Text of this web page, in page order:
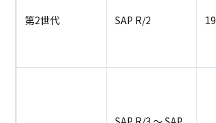
第2世代 SAP R/2